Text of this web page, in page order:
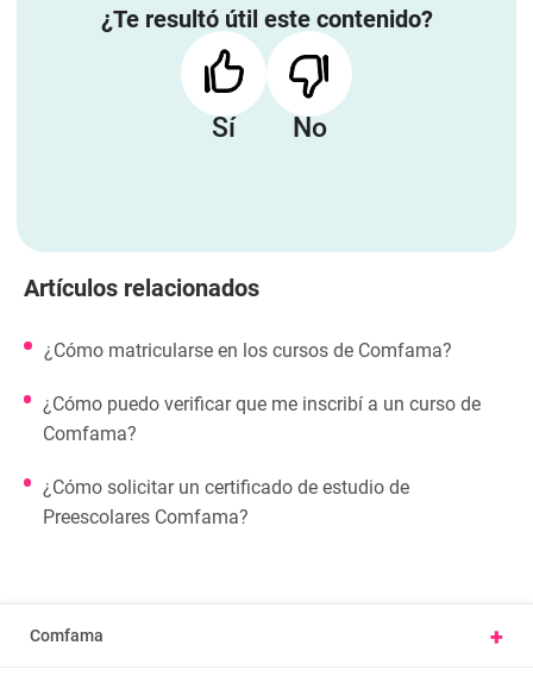
¿Te resultó útil este contenido?
Sí No
Artículos relacionados
¿Cómo matricularse en los cursos de Comfama?
¿Cómo puedo verificar que me inscribí a un curso de
Comfama?
¿Cómo solicitar un certificado de estudio de
Preescolares Comfama?
Comfama +